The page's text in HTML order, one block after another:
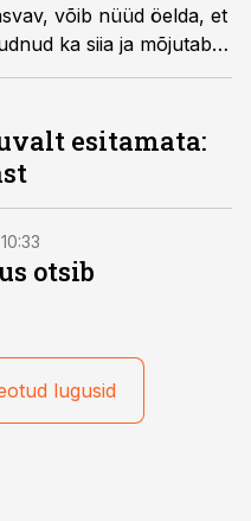
võib nüüd öelda, et
ka siia ja mõjutab
peale.
esitamata:
otsib
lugusid